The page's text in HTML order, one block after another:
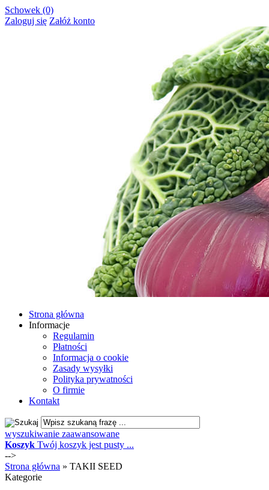
Schowek (0)
Zaloguj się Załóż konto
Strona główna
Informacje
Regulamin
Płatności
Informacja o cookie
Zasady wysyłki
Polityka prywatności
O firmie
Kontakt
wyszukiwanie zaawansowane
Koszyk Twój koszyk jest pusty ...
-->
Strona główna » TAKII SEED
Kategorie